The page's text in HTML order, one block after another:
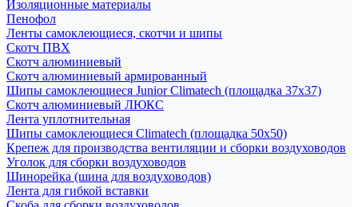
Изоляционные материалы
Пенофол
Ленты самоклеющиеся, скотчи и шипы
Скотч ПВХ
Скотч алюминиевый
Скотч алюминиевый армированный
Шипы самоклеющиеся Junior Climatech (площадка 37х37)
Скотч алюминиевый ЛЮКС
Лента уплотнительная
Шипы самоклеющиеся Climatech (площадка 50х50)
Крепеж для производства вентиляции и сборки воздуховодов
Уголок для сборки воздуховодов
Шинорейка (шина для воздуховодов)
Лента для гибкой вставки